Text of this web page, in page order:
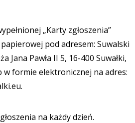
„Karty zgłoszenia”
pod adresem: Suwalski
Jana Pawła II 5, 16-400 Suwałki,
w formie elektronicznej na adres:
na każdy dzień.